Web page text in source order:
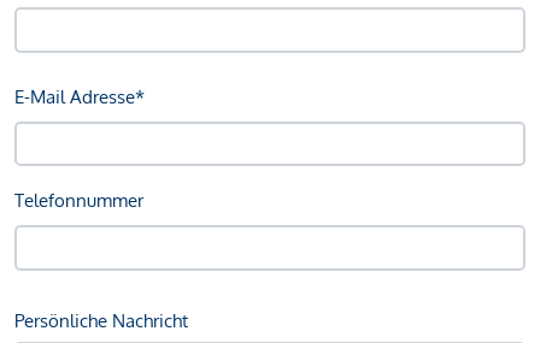
E-Mail Adresse*
Telefonnummer
Persönliche Nachricht